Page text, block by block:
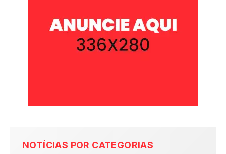
NOTÍCIAS POR CATEGORIAS